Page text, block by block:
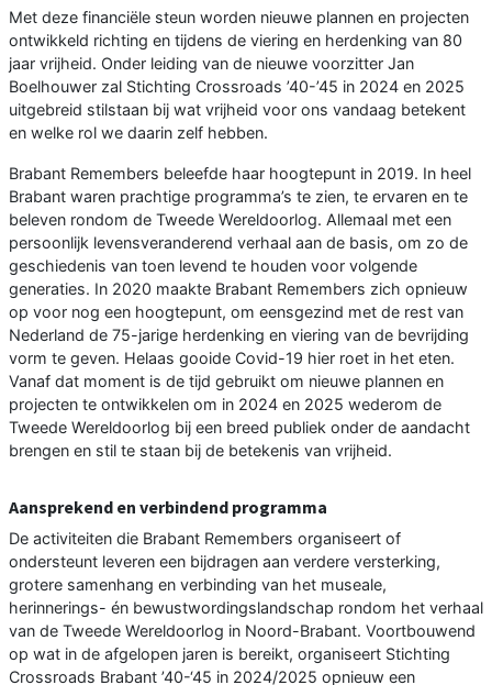
Met deze financiële steun worden nieuwe plannen en projecten
ontwikkeld richting en tijdens de viering en herdenking van 80
jaar vrijheid. Onder leiding van de nieuwe voorzitter Jan
Boelhouwer zal Stichting Crossroads ’40-’45 in 2024 en 2025
uitgebreid stilstaan bij wat vrijheid voor ons vandaag betekent
en welke rol we daarin zelf hebben.
Brabant Remembers beleefde haar hoogtepunt in 2019. In heel
Brabant waren prachtige programma’s te zien, te ervaren en te
beleven rondom de Tweede Wereldoorlog. Allemaal met een
persoonlijk levensveranderend verhaal aan de basis, om zo de
geschiedenis van toen levend te houden voor volgende
generaties. In 2020 maakte Brabant Remembers zich opnieuw
op voor nog een hoogtepunt, om eensgezind met de rest van
Nederland de 75-jarige herdenking en viering van de bevrijding
vorm te geven. Helaas gooide Covid-19 hier roet in het eten.
Vanaf dat moment is de tijd gebruikt om nieuwe plannen en
projecten te ontwikkelen om in 2024 en 2025 wederom de
Tweede Wereldoorlog bij een breed publiek onder de aandacht
brengen en stil te staan bij de betekenis van vrijheid.
Aansprekend en verbindend programma
De activiteiten die Brabant Remembers organiseert of
ondersteunt leveren een bijdragen aan verdere versterking,
grotere samenhang en verbinding van het museale,
herinnerings- én bewustwordingslandschap rondom het verhaal
van de Tweede Wereldoorlog in Noord-Brabant. Voortbouwend
op wat in de afgelopen jaren is bereikt, organiseert Stichting
Crossroads Brabant ’40-‘45 in 2024/2025 opnieuw een